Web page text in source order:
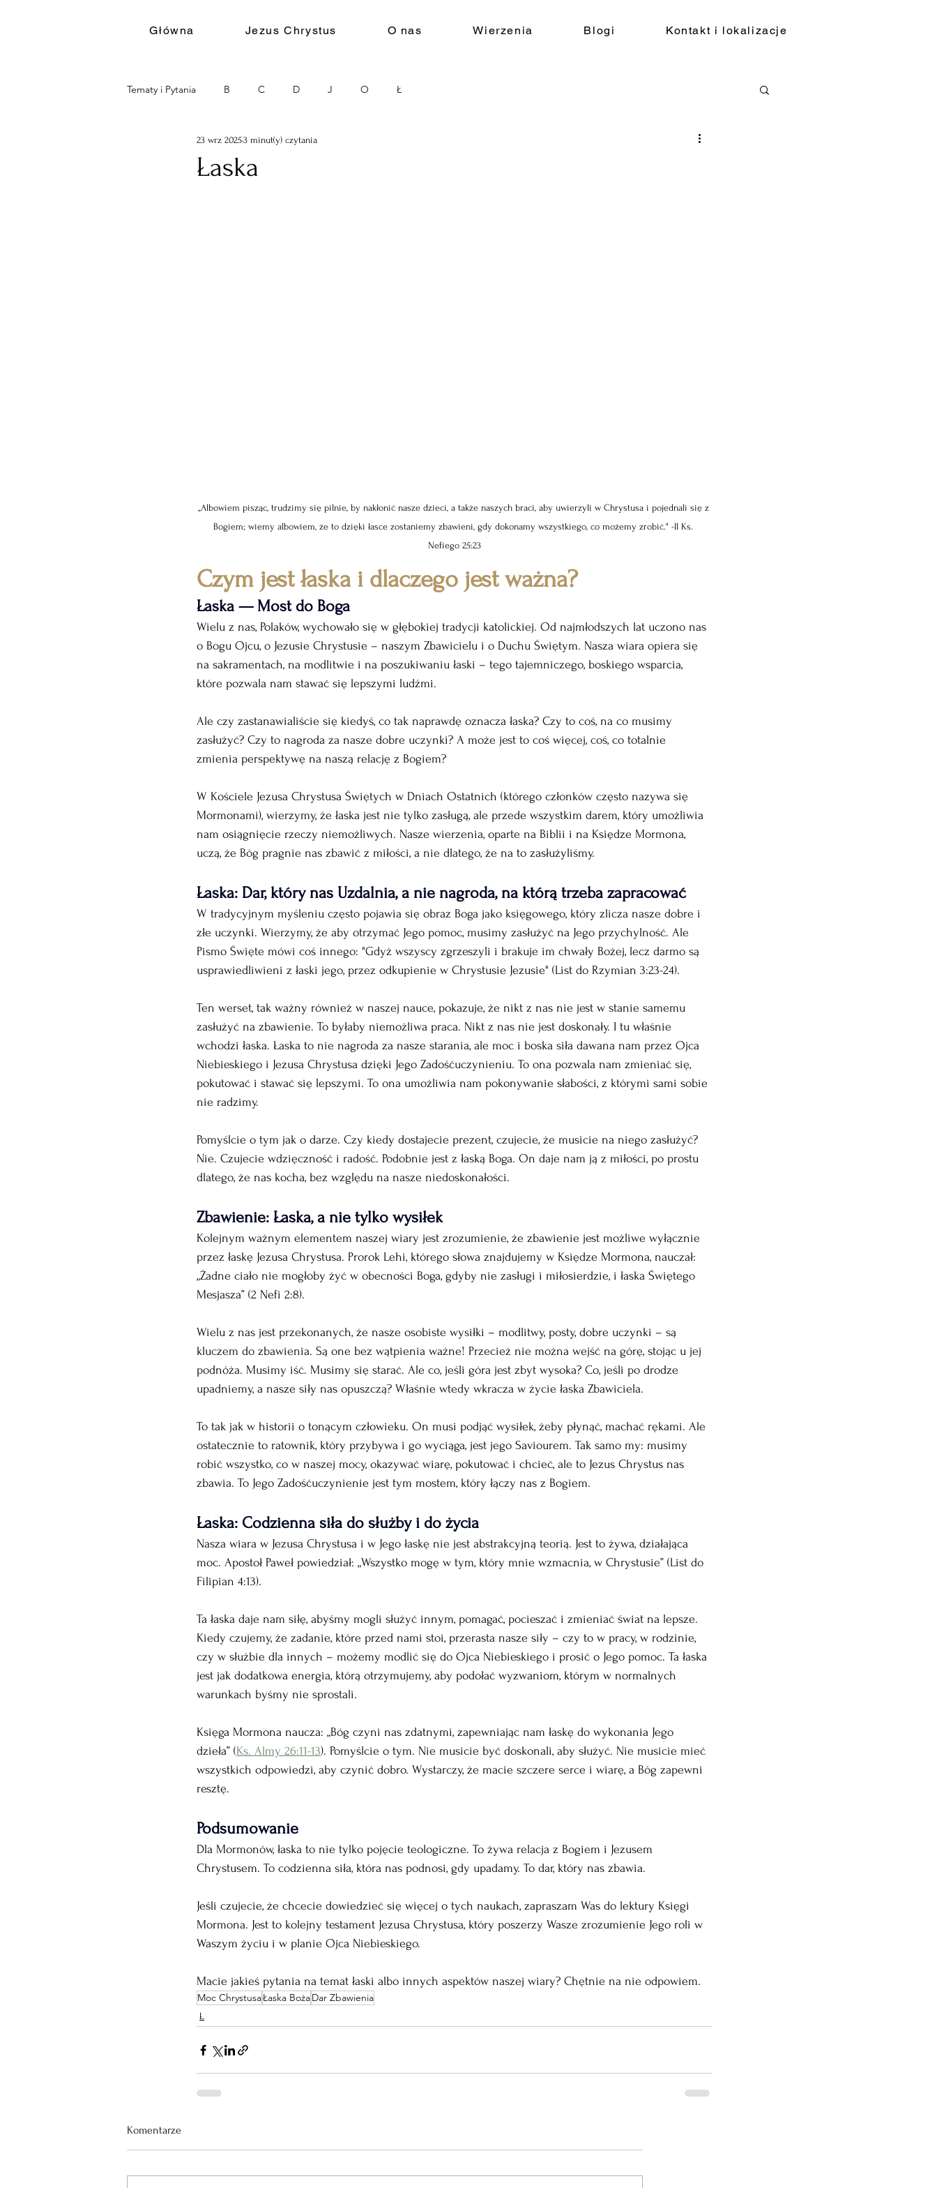
Główna Jezus Chrystus O nas Wierzenia Blogi Kontakt i lokalizacje
Tematy i Pytania B C D J O Ł
Łaska
23 wrz 20253 minut(y) czytania
,,Albowiem pisząc, trudzimy się pilnie, by nakłonić nasze dzieci, a także naszych braci, aby uwierzyli w Chrystusa i pojednali się z
Bogiem; wiemy albowiem, że to dzięki łasce zostaniemy zbawieni, gdy dokonamy wszystkiego, co możemy zrobić." -II Ks.
Nefiego 25:23
Czym jest łaska i dlaczego jest ważna?
Łaska — Most do Boga
Wielu z nas, Polaków, wychowało się w głębokiej tradycji katolickiej. Od najmłodszych lat uczono nas
o Bogu Ojcu, o Jezusie Chrystusie – naszym Zbawicielu i o Duchu Świętym. Nasza wiara opiera się
na sakramentach, na modlitwie i na poszukiwaniu łaski – tego tajemniczego, boskiego wsparcia,
które pozwala nam stawać się lepszymi ludźmi.
Ale czy zastanawialiście się kiedyś, co tak naprawdę oznacza łaska? Czy to coś, na co musimy
zasłużyć? Czy to nagroda za nasze dobre uczynki? A może jest to coś więcej, coś, co totalnie
zmienia perspektywę na naszą relację z Bogiem?
W Kościele Jezusa Chrystusa Świętych w Dniach Ostatnich (którego członków często nazywa się
Mormonami), wierzymy, że łaska jest nie tylko zasługą, ale przede wszystkim darem, który umożliwia
nam osiągnięcie rzeczy niemożliwych. Nasze wierzenia, oparte na Biblii i na Księdze Mormona,
uczą, że Bóg pragnie nas zbawić z miłości, a nie dlatego, że na to zasłużyliśmy.
Łaska: Dar, który nas Uzdalnia, a nie nagroda, na którą trzeba zapracować
W tradycyjnym myśleniu często pojawia się obraz Boga jako księgowego, który zlicza nasze dobre i
złe uczynki. Wierzymy, że aby otrzymać Jego pomoc, musimy zasłużyć na Jego przychylność. Ale
Pismo Święte mówi coś innego: "Gdyż wszyscy zgrzeszyli i brakuje im chwały Bożej, lecz darmo są
usprawiedliwieni z łaski jego, przez odkupienie w Chrystusie Jezusie" (List do Rzymian 3:23-24).
Ten werset, tak ważny również w naszej nauce, pokazuje, że nikt z nas nie jest w stanie samemu
zasłużyć na zbawienie. To byłaby niemożliwa praca. Nikt z nas nie jest doskonały. I tu właśnie
wchodzi łaska. Łaska to nie nagroda za nasze starania, ale moc i boska siła dawana nam przez Ojca
Niebieskiego i Jezusa Chrystusa dzięki Jego Zadośćuczynieniu. To ona pozwala nam zmieniać się,
pokutować i stawać się lepszymi. To ona umożliwia nam pokonywanie słabości, z którymi sami sobie
nie radzimy.
Pomyślcie o tym jak o darze. Czy kiedy dostajecie prezent, czujecie, że musicie na niego zasłużyć?
Nie. Czujecie wdzięczność i radość. Podobnie jest z łaską Boga. On daje nam ją z miłości, po prostu
dlatego, że nas kocha, bez względu na nasze niedoskonałości.
Zbawienie: Łaska, a nie tylko wysiłek
Kolejnym ważnym elementem naszej wiary jest zrozumienie, że zbawienie jest możliwe wyłącznie
przez łaskę Jezusa Chrystusa. Prorok Lehi, którego słowa znajdujemy w Księdze Mormona, nauczał:
„Żadne ciało nie mogłoby żyć w obecności Boga, gdyby nie zasługi i miłosierdzie, i łaska Świętego
Mesjasza” (2 Nefi 2:8).
Wielu z nas jest przekonanych, że nasze osobiste wysiłki – modlitwy, posty, dobre uczynki – są
kluczem do zbawienia. Są one bez wątpienia ważne! Przecież nie można wejść na górę, stojąc u jej
podnóża. Musimy iść. Musimy się starać. Ale co, jeśli góra jest zbyt wysoka? Co, jeśli po drodze
upadniemy, a nasze siły nas opuszczą? Właśnie wtedy wkracza w życie łaska Zbawiciela.
To tak jak w historii o tonącym człowieku. On musi podjąć wysiłek, żeby płynąć, machać rękami. Ale
ostatecznie to ratownik, który przybywa i go wyciąga, jest jego Saviourem. Tak samo my: musimy
robić wszystko, co w naszej mocy, okazywać wiarę, pokutować i chcieć, ale to Jezus Chrystus nas
zbawia. To Jego Zadośćuczynienie jest tym mostem, który łączy nas z Bogiem.
Łaska: Codzienna siła do służby i do życia
Nasza wiara w Jezusa Chrystusa i w Jego łaskę nie jest abstrakcyjną teorią. Jest to żywa, działająca
moc. Apostoł Paweł powiedział: „Wszystko mogę w tym, który mnie wzmacnia, w Chrystusie” (List do
Filipian 4:13).
Ta łaska daje nam siłę, abyśmy mogli służyć innym, pomagać, pocieszać i zmieniać świat na lepsze.
Kiedy czujemy, że zadanie, które przed nami stoi, przerasta nasze siły – czy to w pracy, w rodzinie,
czy w służbie dla innych – możemy modlić się do Ojca Niebieskiego i prosić o Jego pomoc. Ta łaska
jest jak dodatkowa energia, którą otrzymujemy, aby podołać wyzwaniom, którym w normalnych
warunkach byśmy nie sprostali.
Księga Mormona naucza: „Bóg czyni nas zdatnymi, zapewniając nam łaskę do wykonania Jego
dzieła” (Ks. Almy 26:11-13). Pomyślcie o tym. Nie musicie być doskonali, aby służyć. Nie musicie mieć
wszystkich odpowiedzi, aby czynić dobro. Wystarczy, że macie szczere serce i wiarę, a Bóg zapewni
resztę.
Podsumowanie
Dla Mormonów, łaska to nie tylko pojęcie teologiczne. To żywa relacja z Bogiem i Jezusem
Chrystusem. To codzienna siła, która nas podnosi, gdy upadamy. To dar, który nas zbawia.
Jeśli czujecie, że chcecie dowiedzieć się więcej o tych naukach, zapraszam Was do lektury Księgi
Mormona. Jest to kolejny testament Jezusa Chrystusa, który poszerzy Wasze zrozumienie Jego roli w
Waszym życiu i w planie Ojca Niebieskiego.
Macie jakieś pytania na temat łaski albo innych aspektów naszej wiary? Chętnie na nie odpowiem.
Moc ChrystusaŁaska BożaDar Zbawienia
Ł
Komentarze